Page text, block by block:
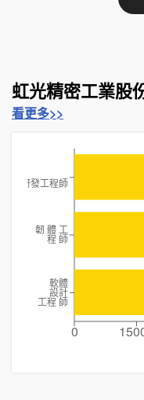
虹光精密工業股
看更多>>
0
表機研發工程師
韌 體 工
程 師
軟體
設計
工程 師